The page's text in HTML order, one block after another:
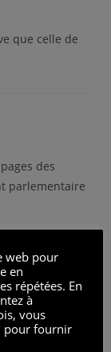
que celle de
des
parlementaire
web pour
en
répétées. En
à
vous
pour fournir